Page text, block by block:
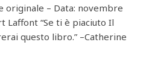
originale – Data: novembre
Laffont “Se ti è piaciuto Il
questo libro.” –Catherine